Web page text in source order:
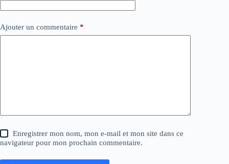
Ajouter un commentaire *
Enregistrer mon nom, mon e-mail et mon site dans ce
navigateur pour mon prochain commentaire.